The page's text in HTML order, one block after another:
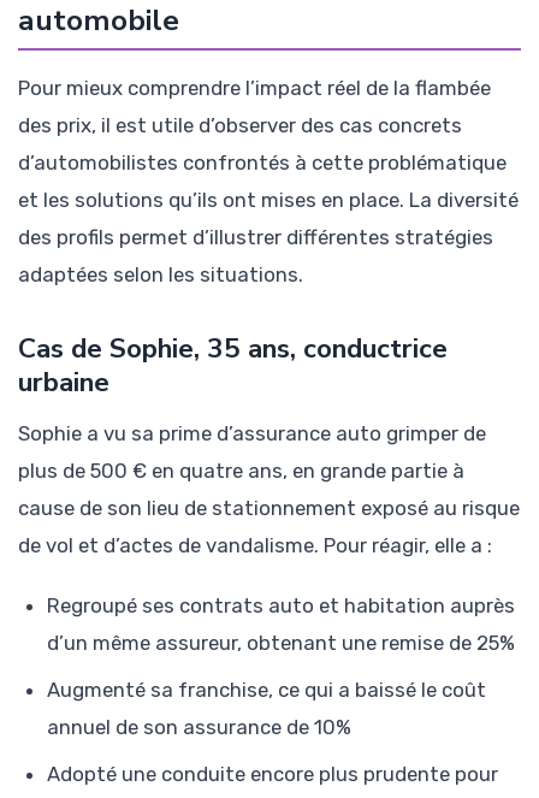
automobile
Pour mieux comprendre l’impact réel de la flambée
des prix, il est utile d’observer des cas concrets
d’automobilistes confrontés à cette problématique
et les solutions qu’ils ont mises en place. La diversité
des profils permet d’illustrer différentes stratégies
adaptées selon les situations.
Cas de Sophie, 35 ans, conductrice
urbaine
Sophie a vu sa prime d’assurance auto grimper de
plus de 500 € en quatre ans, en grande partie à
cause de son lieu de stationnement exposé au risque
de vol et d’actes de vandalisme. Pour réagir, elle a :
Regroupé ses contrats auto et habitation auprès
d’un même assureur, obtenant une remise de 25%
Augmenté sa franchise, ce qui a baissé le coût
annuel de son assurance de 10%
Adopté une conduite encore plus prudente pour